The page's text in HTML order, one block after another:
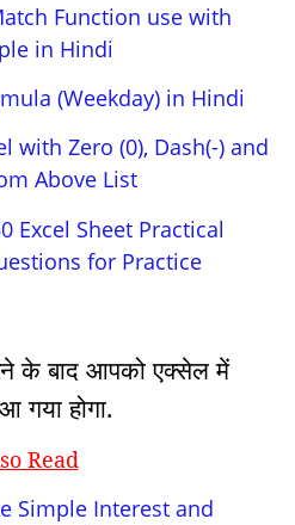
Function use with
in Hindi
(Weekday) in Hindi
with Zero (0), Dash(-) and
Above List
Excel Sheet Practical
for Practice
के बाद आपको एक्सेल में
गया होगा.
Read
Simple Interest and